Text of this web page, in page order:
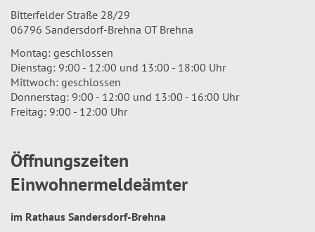
Bitterfelder Straße 28/29
06796 Sandersdorf-Brehna OT Brehna
Montag: geschlossen
Dienstag: 9:00 - 12:00 und 13:00 - 18:00 Uhr
Mittwoch: geschlossen
Donnerstag: 9:00 - 12:00 und 13:00 - 16:00 Uhr
Freitag: 9:00 - 12:00 Uhr
Öffnungszeiten
Einwohnermeldeämter
im Rathaus Sandersdorf-Brehna